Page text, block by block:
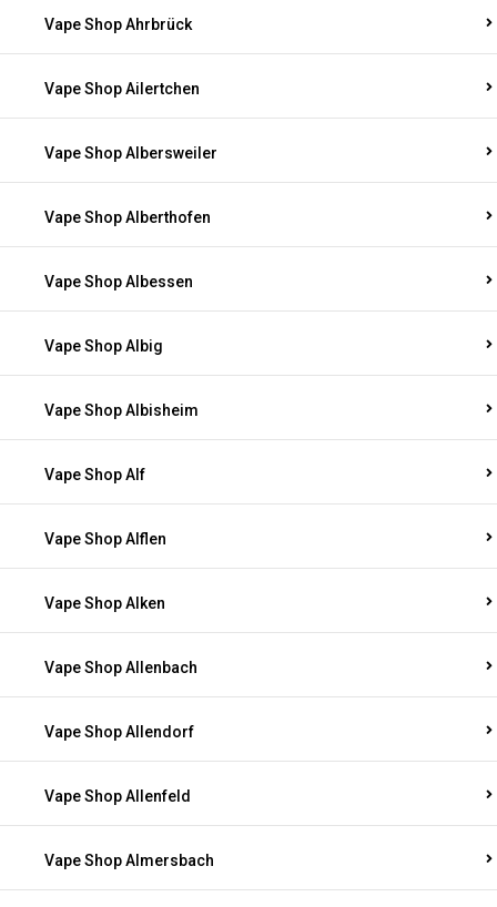
Vape Shop Ahrbrück
Vape Shop Ailertchen
Vape Shop Albersweiler
Vape Shop Alberthofen
Vape Shop Albessen
Vape Shop Albig
Vape Shop Albisheim
Vape Shop Alf
Vape Shop Alflen
Vape Shop Alken
Vape Shop Allenbach
Vape Shop Allendorf
Vape Shop Allenfeld
Vape Shop Almersbach